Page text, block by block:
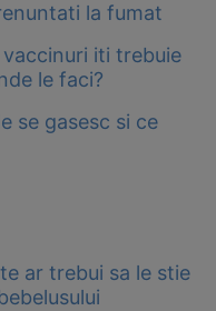
la fumat
iti trebuie
le faci?
se gasesc si ce
ar trebui sa le stie